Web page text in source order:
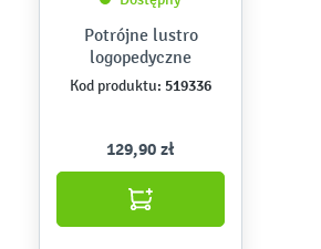
Potrójne lustro
logopedyczne
Kod produktu: 519336
129,90 zł